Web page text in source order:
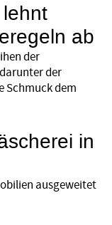
ab
der
der
Schmuck dem
in
ausgeweitet